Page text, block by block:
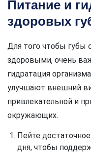
Питание и
здоровых
Для того чтобы губы
здоровыми, очень
гидратация
улучшают внешний
привлекательной и
окружающих.
Пейте
дня, чтобы